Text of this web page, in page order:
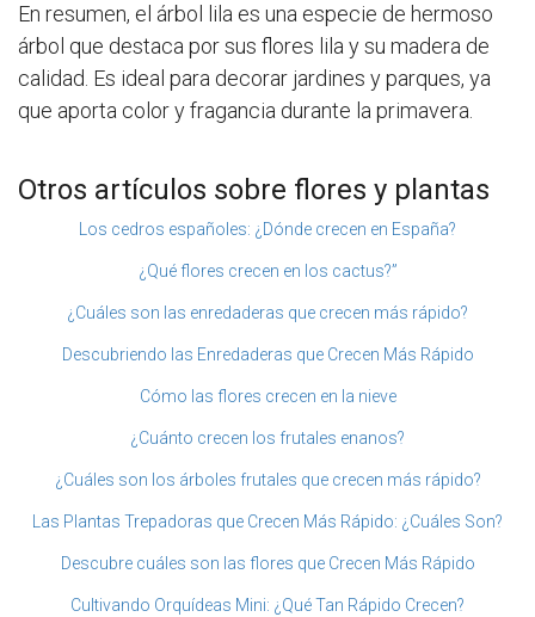
En resumen, el árbol lila es una especie de hermoso
árbol que destaca por sus flores lila y su madera de
calidad. Es ideal para decorar jardines y parques, ya
que aporta color y fragancia durante la primavera.
Otros artículos sobre flores y plantas
Los cedros españoles: ¿Dónde crecen en España?
¿Qué flores crecen en los cactus?”
¿Cuáles son las enredaderas que crecen más rápido?
Descubriendo las Enredaderas que Crecen Más Rápido
Cómo las flores crecen en la nieve
¿Cuánto crecen los frutales enanos?
¿Cuáles son los árboles frutales que crecen más rápido?
Las Plantas Trepadoras que Crecen Más Rápido: ¿Cuáles Son?
Descubre cuáles son las flores que Crecen Más Rápido
Cultivando Orquídeas Mini: ¿Qué Tan Rápido Crecen?